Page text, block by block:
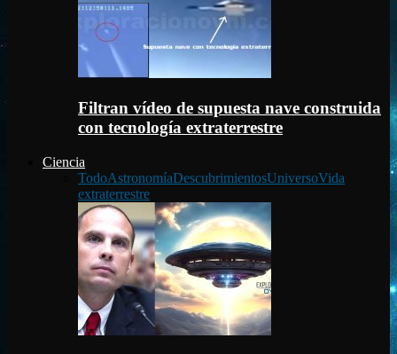
Filtran vídeo de supuesta nave construida
con tecnología extraterrestre
Ciencia
TodoAstronomíaDescubrimientosUniversoVida
extraterrestre